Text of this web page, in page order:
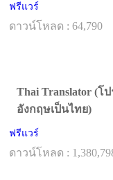
ฟรีแวร์
ดาวน์โหลด : 64,790
Thai Translator (
อังกฤษเป็นไทย)
ฟรีแวร์
ดาวน์โหลด :